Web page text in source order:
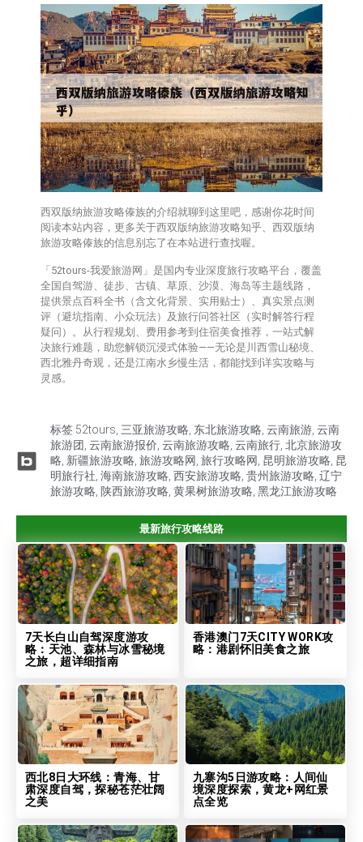
西双版纳旅游攻略傣族的介绍就聊到这里吧，感谢你花时间
阅读本站内容，更多关于西双版纳旅游攻略知乎、西双版纳
旅游攻略傣族的信息别忘了在本站进行查找喔。
「52tours-我爱旅游网」是国内专业深度旅行攻略平台，覆盖
全国自驾游、徒步、古镇、草原、沙漠、海岛等主题线路，
提供‌景点百科全书‌（含文化背景、实用贴士）、‌真实景点测
评‌（避坑指南、小众玩法）及‌旅行问答社区‌（实时解答行程
疑问）。从行程规划、费用参考到住宿美食推荐，一站式解
决旅行难题，助您解锁沉浸式体验——无论是川西雪山秘境、
西北雅丹奇观，还是江南水乡慢生活，都能找到详实攻略与
灵感。
标签 52tours, 三亚旅游攻略, 东北旅游攻略, 云南旅游, 云南
旅游团, 云南旅游报价, 云南旅游攻略, 云南旅行, 北京旅游攻
略, 新疆旅游攻略, 旅游攻略网, 旅行攻略网, 昆明旅游攻略, 昆
明旅行社, 海南旅游攻略, 西安旅游攻略, 贵州旅游攻略, 辽宁
旅游攻略, 陕西旅游攻略, 黄果树旅游攻略, 黑龙江旅游攻略
最新旅行攻略线路
7天长白山自驾深度游攻
略：天池、森林与冰雪秘境
之旅，超详细指南
香港澳门7天CITY WORK攻
略：港剧怀旧美食之旅
西北8日大环线：青海、甘
肃深度自驾，探秘苍茫壮阔
之美
九寨沟5日游攻略：人间仙
境深度探索，黄龙+网红景
点全览